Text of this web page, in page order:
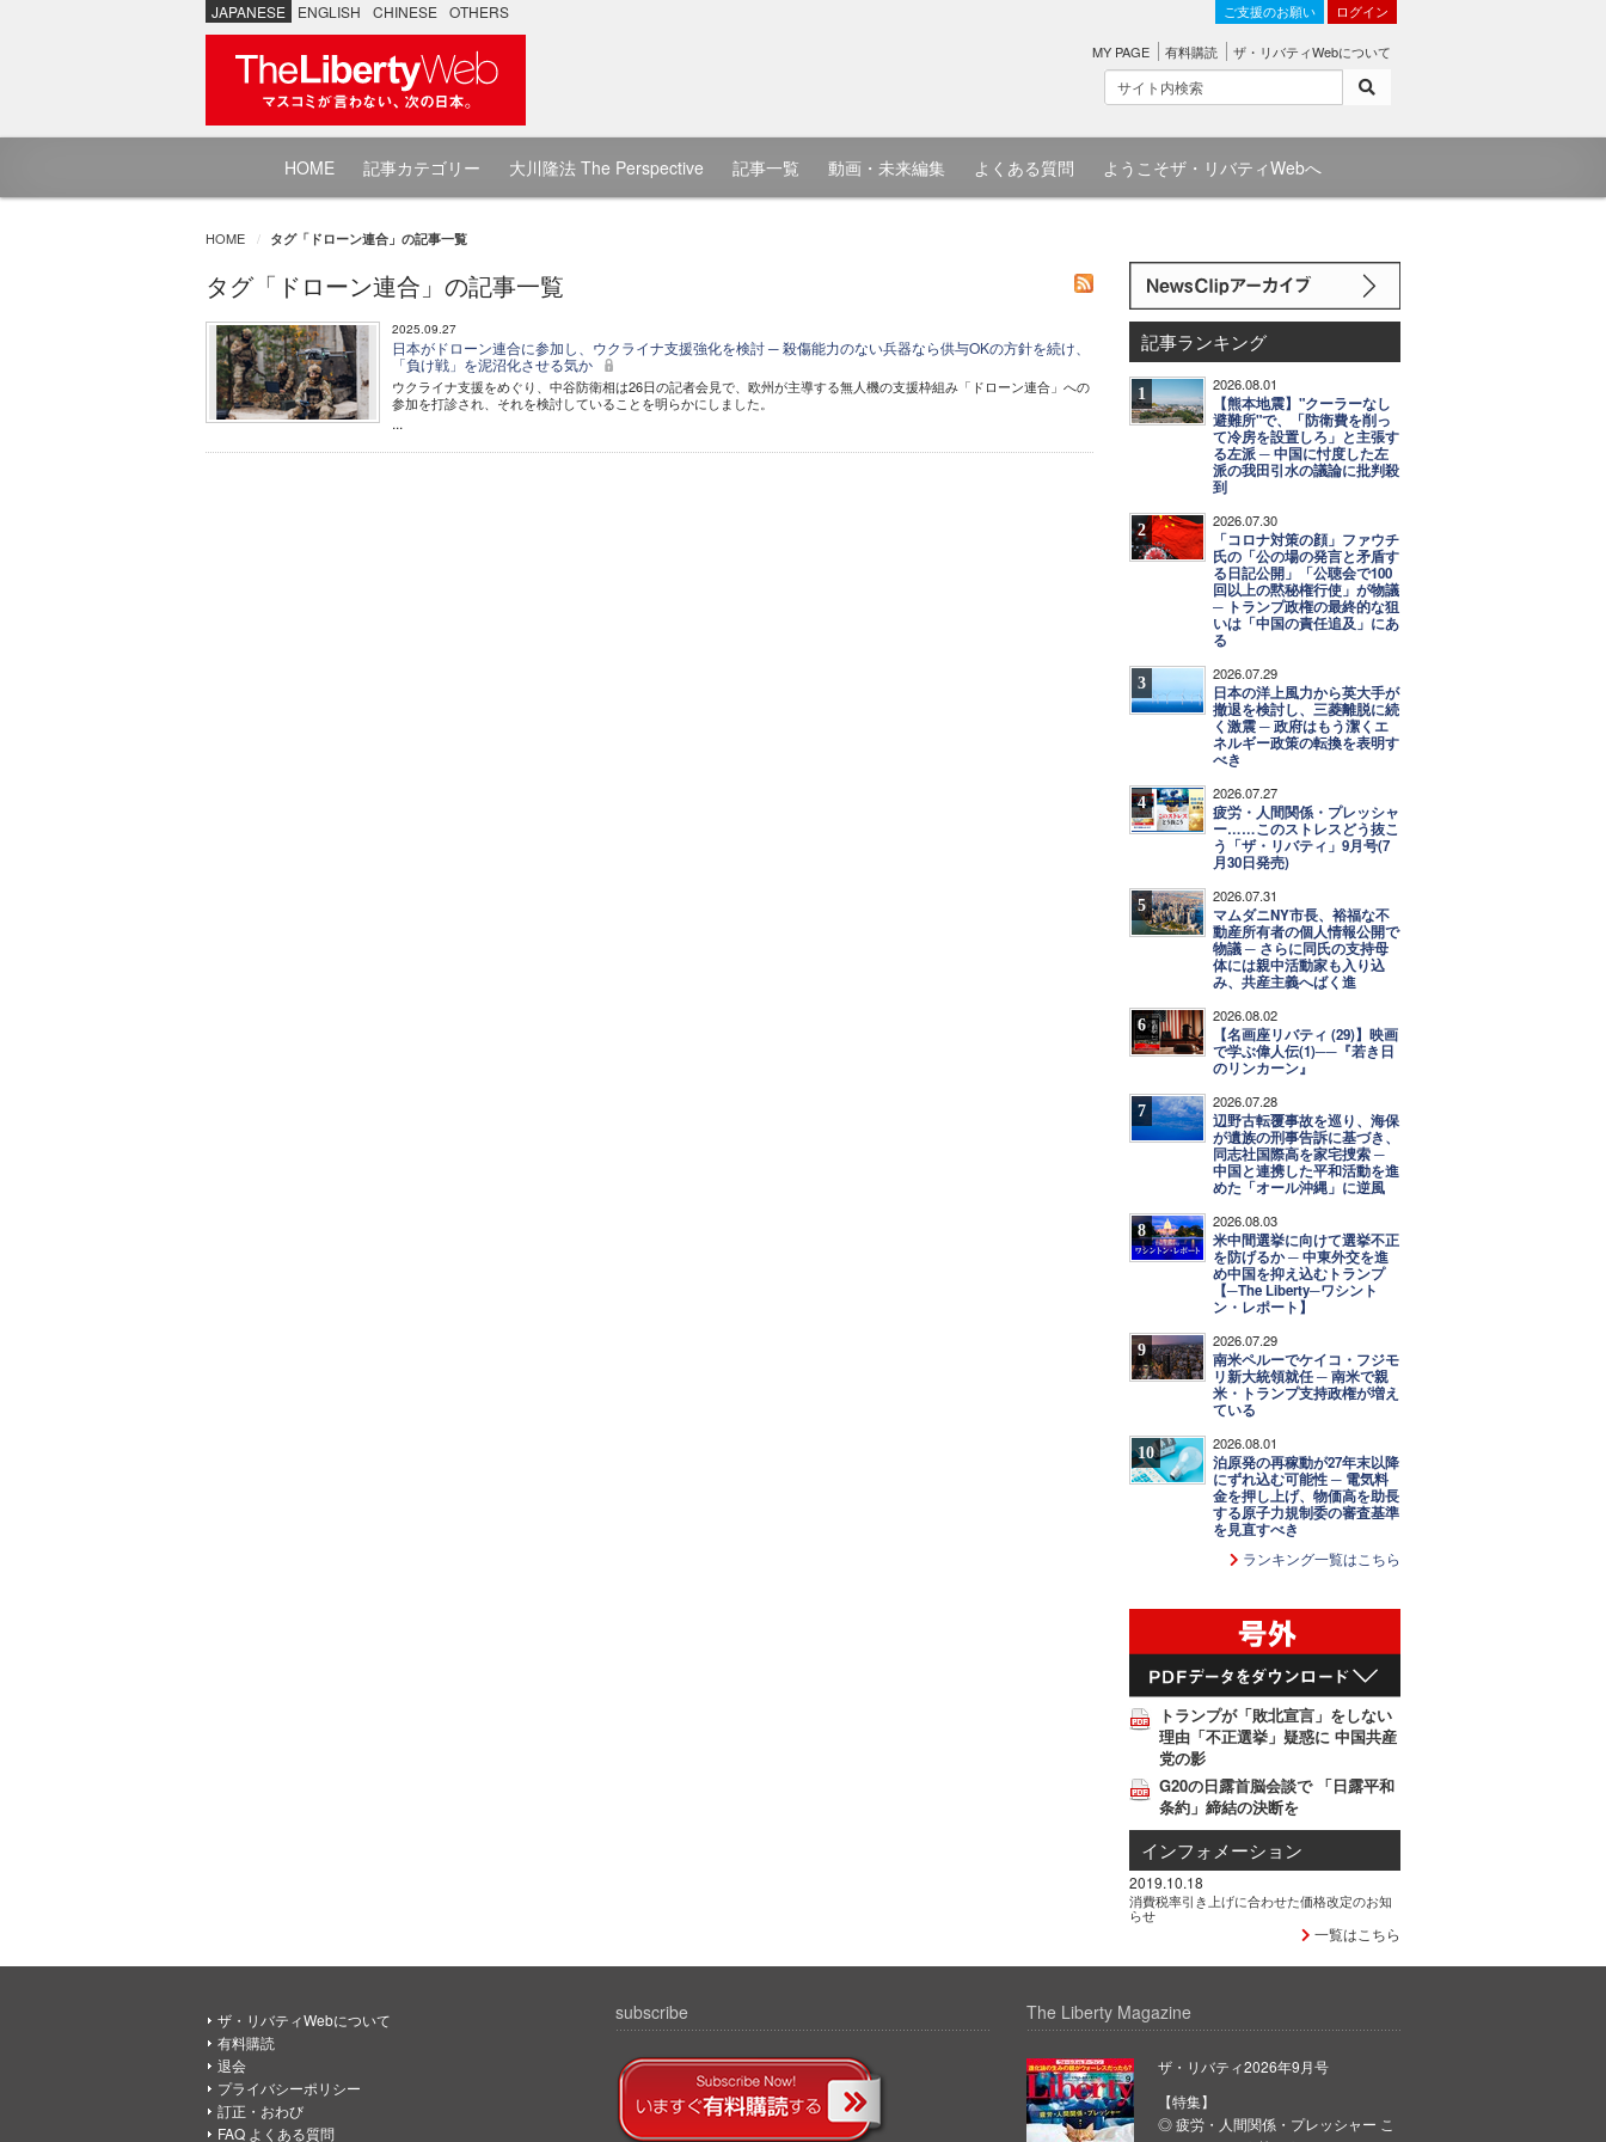
JAPANESE ENGLISH CHINESE OTHERS ご支援のお願い ログイン
MY PAGE 有料購読 ザ・リバティWebについて
HOME 記事カテゴリー 大川隆法 The Perspective 記事一覧 動画・未来編集 よくある質問 ようこそザ・リバティWebへ
HOME タグ「ドローン連合」の記事一覧
タグ「ドローン連合」の記事一覧
2025.09.27
日本がドローン連合に参加し、ウクライナ支援強化を検討 ─ 殺傷能力のない兵器なら供与OKの方針を続け、
「負け戦」を泥沼化させる気か
ウクライナ支援をめぐり、中谷防衛相は26日の記者会見で、欧州が主導する無人機の支援枠組み「ドローン連合」への
参加を打診され、それを検討していることを明らかにしました。
...
記事ランキング
1 2026.08.01
【熊本地震】"クーラーなし
避難所"で、「防衛費を削っ
て冷房を設置しろ」と主張す
る左派 ─ 中国に忖度した左
派の我田引水の議論に批判殺
到
2 2026.07.30
「コロナ対策の顔」ファウチ
氏の「公の場の発言と矛盾す
る日記公開」「公聴会で100
回以上の黙秘権行使」が物議
─ トランプ政権の最終的な狙
いは「中国の責任追及」にあ
る
3 2026.07.29
日本の洋上風力から英大手が
撤退を検討し、三菱離脱に続
く激震 ─ 政府はもう潔くエ
ネルギー政策の転換を表明す
べき
4 2026.07.27
疲労・人間関係・プレッシャ
ー……このストレスどう抜こ
う「ザ・リバティ」9月号(7
月30日発売)
5 2026.07.31
マムダニNY市長、裕福な不
動産所有者の個人情報公開で
物議 ─ さらに同氏の支持母
体には親中活動家も入り込
み、共産主義へばく進
6 2026.08.02
【名画座リバティ (29)】映画
で学ぶ偉人伝(1)──『若き日
のリンカーン』
7 2026.07.28
辺野古転覆事故を巡り、海保
が遺族の刑事告訴に基づき、
同志社国際高を家宅捜索 ─
中国と連携した平和活動を進
めた「オール沖縄」に逆風
8 2026.08.03
米中間選挙に向けて選挙不正
を防げるか ─ 中東外交を進
め中国を抑え込むトランプ
【─The Liberty─ワシント
ン・レポート】
9 2026.07.29
南米ペルーでケイコ・フジモ
リ新大統領就任 ─ 南米で親
米・トランプ支持政権が増え
ている
10 2026.08.01
泊原発の再稼動が27年末以降
にずれ込む可能性 ─ 電気料
金を押し上げ、物価高を助長
する原子力規制委の審査基準
を見直すべき
ランキング一覧はこちら
トランプが「敗北宣言」をしない
理由「不正選挙」疑惑に 中国共産
党の影
G20の日露首脳会談で 「日露平和
条約」締結の決断を
インフォメーション
2019.10.18
消費税率引き上げに合わせた価格改定のお知
らせ
一覧はこちら
ザ・リバティWebについて
有料購読
退会
プライバシーポリシー
訂正・おわび
FAQ よくある質問
subscribe The Liberty Magazine
ザ・リバティ2026年9月号
【特集】
◎ 疲労・人間関係・プレッシャー こ